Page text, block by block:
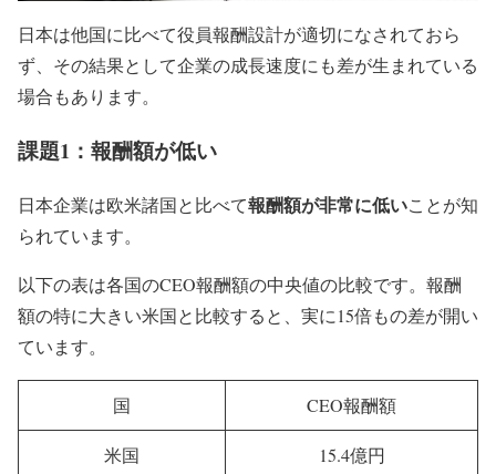
日本は他国に比べて役員報酬設計が適切になされておら
ず、その結果として企業の成長速度にも差が生まれている
場合もあります。
課題1：報酬額が低い
日本企業は欧米諸国と比べて報酬額が非常に低いことが知
られています。
以下の表は各国のCEO報酬額の中央値の比較です。報酬
額の特に大きい米国と比較すると、実に15倍もの差が開い
ています。
国 CEO報酬額
米国 15.4億円